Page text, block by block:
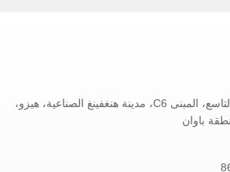
رقم 901، الطابق التاسع، المبنى C6، مدينة هنغفينغ الصناعية، هيزو،